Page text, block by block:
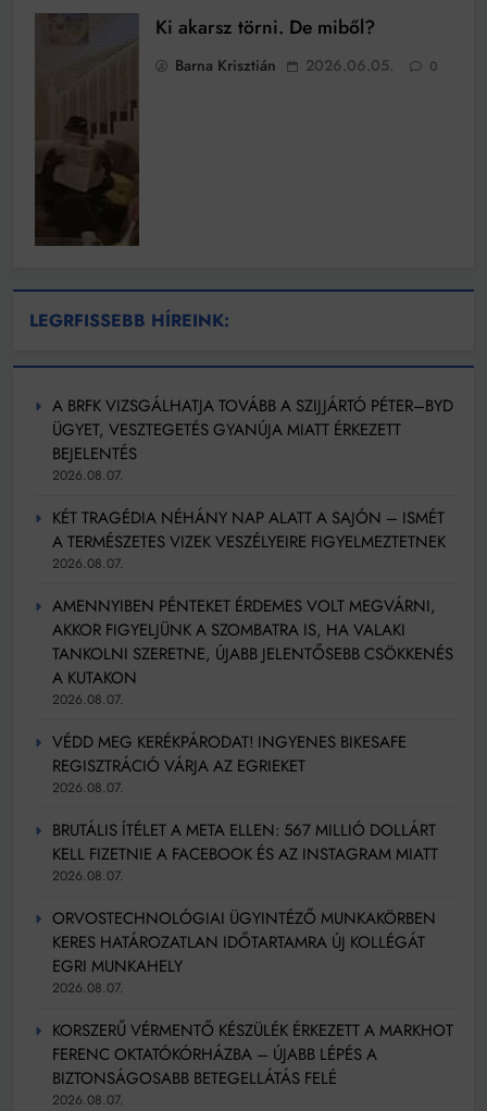
Ki akarsz törni. De miből?
Barna Krisztián 2026.06.05. 0
LEGRFISSEBB HÍREINK:
A BRFK VIZSGÁLHATJA TOVÁBB A SZIJJÁRTÓ PÉTER–BYD
ÜGYET, VESZTEGETÉS GYANÚJA MIATT ÉRKEZETT
BEJELENTÉS
2026.08.07.
KÉT TRAGÉDIA NÉHÁNY NAP ALATT A SAJÓN – ISMÉT
A TERMÉSZETES VIZEK VESZÉLYEIRE FIGYELMEZTETNEK
2026.08.07.
AMENNYIBEN PÉNTEKET ÉRDEMES VOLT MEGVÁRNI,
AKKOR FIGYELJÜNK A SZOMBATRA IS, HA VALAKI
TANKOLNI SZERETNE, ÚJABB JELENTŐSEBB CSÖKKENÉS
A KUTAKON
2026.08.07.
VÉDD MEG KERÉKPÁRODAT! INGYENES BIKESAFE
REGISZTRÁCIÓ VÁRJA AZ EGRIEKET
2026.08.07.
BRUTÁLIS ÍTÉLET A META ELLEN: 567 MILLIÓ DOLLÁRT
KELL FIZETNIE A FACEBOOK ÉS AZ INSTAGRAM MIATT
2026.08.07.
ORVOSTECHNOLÓGIAI ÜGYINTÉZŐ MUNKAKÖRBEN
KERES HATÁROZATLAN IDŐTARTAMRA ÚJ KOLLÉGÁT
EGRI MUNKAHELY
2026.08.07.
KORSZERŰ VÉRMENTŐ KÉSZÜLÉK ÉRKEZETT A MARKHOT
FERENC OKTATÓKÓRHÁZBA – ÚJABB LÉPÉS A
BIZTONSÁGOSABB BETEGELLÁTÁS FELÉ
2026.08.07.